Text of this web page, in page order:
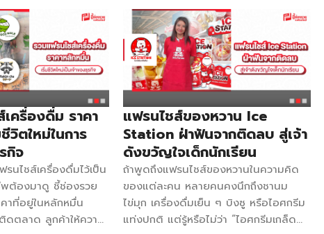
ม ปั่น” ก็สามารถเสิร์ฟ
อร่อยง่ายได้ประโยชน์
บาท ติดต่อ :
7699274
รปั่น สิ่งที่ได้รับ
านฟรี (ลูกค้าสั่งทำ
ขายครบชุด […]
มากกว่า 10 สาขา จุดเด่น ไส้กรอกอีสาน
แบบพรีเมียม โฮมเมด ทำสดใหม่วันต่อวัน
รสชาติหลากหลายกว่า 8 รสชาติ รีดน้ำมัน
ออก ดีต่อสุขภาพมากขึ้น สิ่งที่ได้รับ บูท
พับ 1.15 […]
จุดกำเนิดมาจากการ
นย่างเนยกำลังดัง บวก
ไอศกรีมมีความแปลก
จึงออกมาเป็นไอติม
นก็มาจากน้ำอ้อยออร์แก
รกรไทย ข้อมูลการ
บาท ค่า
บาท ระยะเวลา
ลาคืนทุน 2-6 เดือน
ว่า 40 รายการ
า จุดเด่น ใช้เนยแท้
าติและกลิ่นที่หอม ไอ
ใส่คุณภาพทุกขั้นตอน
ป็นของตัวเอง
ขายง่าย ๆ ทำขนม เบเกอรี่ และนอกจาก
รสชาติความอร่อยแล้ว เรื่องของบรรจุ
ภัณฑ์ก็สำคัญในการสร้างอาชีพด้วยเช่นกัน
DZI SHOP เป็นบริษัทผู้นำทางด้านการ
ผลิตและจัดจำหน่ายพลาสติกบรรจุภัณฑ์
มากกว่า 30 ปี ที่สามารถตอบโจทย์ความ
ต้องการสูงสุดของลูกค้า พร้อมรับประกัน
เรื่องคุณภาพของสินค้า โดยสินค้าส่วน
ใหญ่จะเป็นพลาสติก PP, PET วัสดุผ่าน
มาตรฐาน Food Grade ปลอดภัยต่อ
สุขภาพ ซึ่งวัสดุ PP สามารถเข้าไมโครเวฟ
ได้ ทนร้อนได้ที่ 120 องศา และเย็นได้ที่
-20 องศา DZI SHOP มีทีมนักออกแบบ
มืออาชีพ และพร้อมให้คำปรึกษาการ
ครื่องดื่ม ราคา
วิตใหม่ในการ
กิจ
รนไชส์เครื่องดื่มไว้เป็น
พต้องมาดู ชี้ช่องรวย
คาที่อยู่ในหลักหมื่น
ดตลาด ลูกค้าให้ความ
แฟรนไชส์ของหวาน Ice
Station ฝ่าฟันจากติดลบ สู่เจ้า
ดังขวัญใจเด็กนักเรียน
ถ้าพูดถึงแฟรนไชส์ของหวานในความคิด
ของแต่ละคน หลายคนคงนึกถึงชานม
ไข่มุก เครื่องดื่มเย็น ๆ บิงซู หรือไอศกรีม
แท่งปกติ แต่รู้หรือไม่ว่า “ไอศกรีมเกล็ด